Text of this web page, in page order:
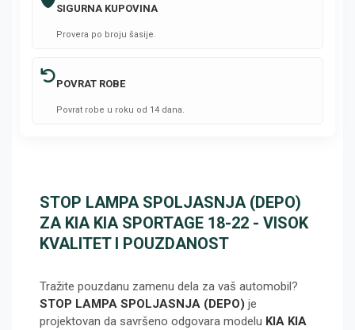
SIGURNA KUPOVINA
Provera po broju šasije.
POVRAT ROBE
Povrat robe u roku od 14 dana.
STOP LAMPA SPOLJASNJA (DEPO)
ZA KIA KIA SPORTAGE 18-22 - VISOK
KVALITET I POUZDANOST
Tražite pouzdanu zamenu dela za vaš automobil?
STOP LAMPA SPOLJASNJA (DEPO) je
projektovan da savršeno odgovara modelu KIA KIA